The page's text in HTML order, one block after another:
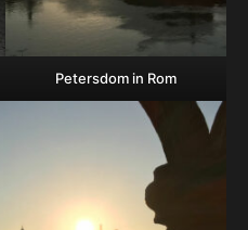
Petersdom in Rom